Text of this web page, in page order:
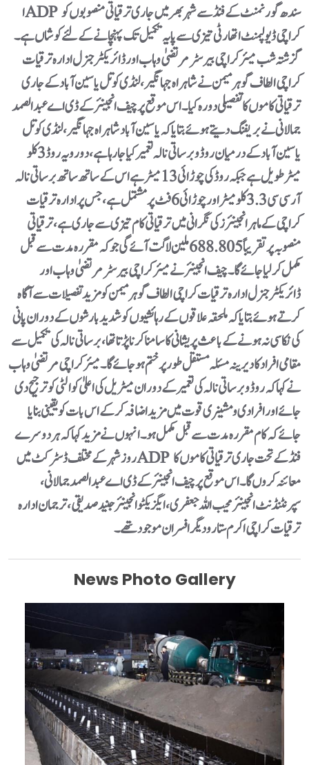
ا ADP سندھ گورنمنٹ کے فنڈ سے شہر بھر میں جاری ترقیاتی منصوبوں کو
کراچی ڈیولپمنٹ اتھارٹی تیزی سے پایہ تکمیل تک پہنچانے کے لئے کوشاں ہے۔
گزشتہ شب میئر کراچی بیرسٹر مرتضیٰ وہاب اور ڈائریکٹر جنرل ادارہ ترقیات
کراچی الطاف گوہر میمن نے شاہراہ جہانگیر،لنڈی کوتل یاسین آباد کے جاری
ترقیاتی کاموں کا تفصیلی دورہ کیا۔ اس موقع پر چیف انجینئر کے ڈی اے عبدالصمد
جمالانی نے بریفنگ دیتے ہوئے بتایا کہ یاسین آباد شاہراہ جہانگیر،لنڈی کوتل
یاسین آباد کے درمیان روڈ و برساتی نالہ تعمیر کیا جارہا ہے، دو رویہ روڈ 3 کلو
میٹرطویل ہے جبکہ روڈ کی چوڑائی 13 میٹر ہے اس کے ساتھ ساتھ برساتی نالہ
آر سی سی 3.3 کلو میٹر اور چوڑائی 6 فٹ پر مشتمل ہے، جس پر ادارہ ترقیات
کراچی کے ماہر انجینئرز کی نگرانی میں ترقیاتی کام تیزی سے جاری ہے، ترقیاتی
منصوبہ پر تقریباً 688.805 ملین لاگت آئے گی جو کہ مقررہ مدت سے قبل
مکمل کرلیا جائے گا۔ چیف انجینئر نے میئر کراچی بیرسٹر مرتضیٰ وہاب اور
ڈائریکٹر جنرل ادارہ ترقیات کراچی الطاف گوہر میمن کو مزید تفصیلات سے آگاہ
کرتے ہوئے بتایا کہ ملحقہ علاقوں کے رہائشیوں کو شدید بارشوں کے دوران پانی
کی نکاسی نہ ہونے کے باعث پریشانی کا سامنا کرنا پڑتا تھا، برساتی نالہ کی تکمیل سے
مقامی افراد کا دیرینہ مسئلہ مستقل طور پر ختم ہوجائے گا۔ میئر کراچی مرتضیٰ وہاب
نے کہا کہ روڈ و برساتی نالہ کی تعمیر کے دوران میٹریل کی اعلیٰ کوالٹی کو ترجیح دی
جائے اور افرادی و مشینری قوت میں مزید اضافہ کرکے اس بات کو یقینی بنایا
جائے کہ کام مقررہ مدت سے قبل مکمل ہو۔ انہوں نے مزید کہا کہ ہر دوسرے
روز شہر کے مختلف ڈسٹرکٹ میں ADP فنڈ کے تحت جاری ترقیاتی کاموں کا
معائنہ کروں گا۔اس موقع پر چیف انجینئر کے ڈی اے عبدالصمد جمالانی،
سپرنٹنڈنٹ انجینئر محیب اللہ جعفری، ایگزیکٹو انجینئر جنید صدیقی، ترجمان ادارہ
ترقیات کراچی اکرم ستار و دیگر افسران موجود تھے۔
News Photo Gallery